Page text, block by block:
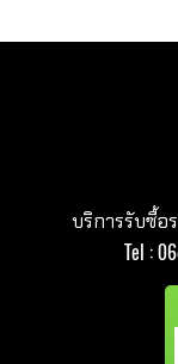
บริการรับซื้อ
Tel :